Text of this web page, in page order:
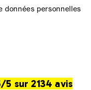
données personnelles
5 sur 2134 avis